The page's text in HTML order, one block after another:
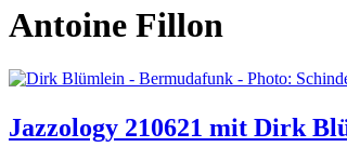
Antoine Fillon
Jazzology 210621 mit Dirk